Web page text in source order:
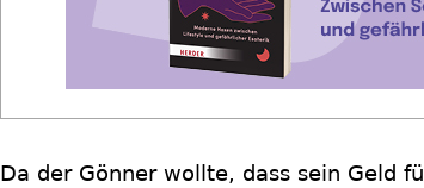
Da der Gönner wollte, dass sein Geld